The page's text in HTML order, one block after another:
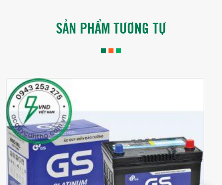
SẢN PHẨM TƯƠNG TỰ